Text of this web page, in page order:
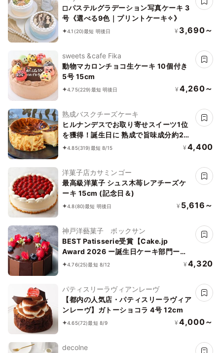
◻︎パステルグラデーション写真ケーキ 3
号《選べる9色｜プリントケーキ✧》
4.1 (20)最短 明後日 ¥ 3,690～
sweets &cafe Fika
動物マカロンチョコ生ケーキ 10個付き
5号 15cm
4.75(229)最短 明後日 ¥ 4,260～
熟成バスクチーズケーキ
ヒルナンデスでお取り寄せスイーツ1位
を獲得！誕生日に 熟成で旨味成分約2
倍！グルテンフリーの「熟成バスクチー
4.85(319)最短 8/15 ¥ 4,400
洋菓子店カサミンゴー
最高級洋菓子 シュス木苺レアチーズケ
ーキ 15cm (記念日＆)
4.8(80)最短 明後日 ¥ 5,616～
神戸洋藝菓子 ボックサン
BEST Patisserie受賞【Cake.jp
Award 2026 ー誕生日ケーキ部門ー】
【神戸洋藝菓子ボックサン】ショコラ・
4.76(25)最短 8/12 ¥ 4,320
パティスリーラヴィアンレーヴ
【都内の人気店・パティスリーラヴィア
ンレーヴ】ガトーショコラ 4号 12cm
4.65(72)最短 8/9 ¥ 4,000～
decolne